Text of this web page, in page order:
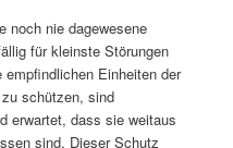
noch nie dagewesene
für kleinste Störungen
Einheiten der
schützen, sind
erwartet, dass sie weitaus
sind. Dieser Schutz